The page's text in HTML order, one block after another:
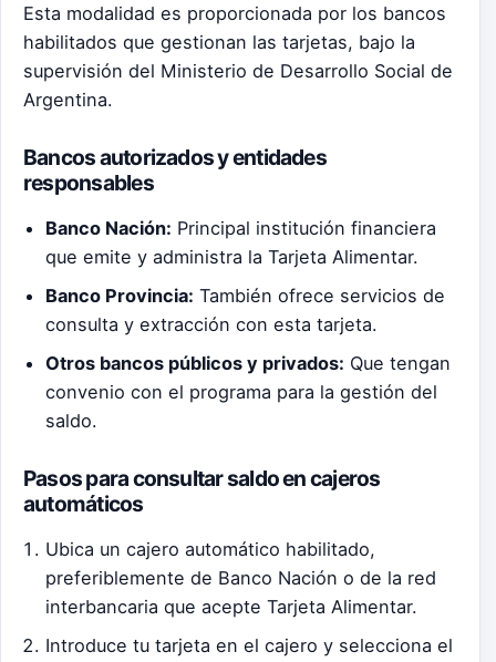
Esta modalidad es proporcionada por los bancos
habilitados que gestionan las tarjetas, bajo la
supervisión del Ministerio de Desarrollo Social de
Argentina.
Bancos autorizados y entidades
responsables
Banco Nación: Principal institución financiera
que emite y administra la Tarjeta Alimentar.
Banco Provincia: También ofrece servicios de
consulta y extracción con esta tarjeta.
Otros bancos públicos y privados: Que tengan
convenio con el programa para la gestión del
saldo.
Pasos para consultar saldo en cajeros
automáticos
Ubica un cajero automático habilitado,
preferiblemente de Banco Nación o de la red
interbancaria que acepte Tarjeta Alimentar.
Introduce tu tarjeta en el cajero y selecciona el